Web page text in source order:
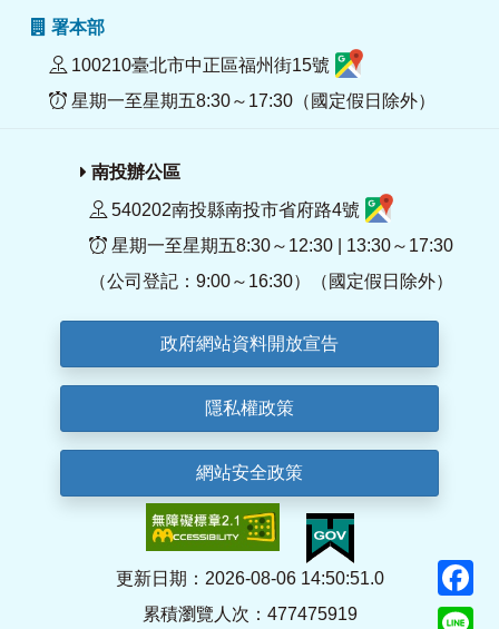
署本部
100210臺北市中正區福州街15號
星期一至星期五8:30～17:30（國定假日除外）
南投辦公區
540202南投縣南投市省府路4號
星期一至星期五8:30～12:30 | 13:30～17:30
（公司登記：9:00～16:30）（國定假日除外）
政府網站資料開放宣告
隱私權政策
網站安全政策
更新日期：2026-08-06 14:50:51.0
累積瀏覽人次：477475919